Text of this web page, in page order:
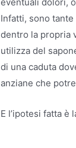
Infatti, sono
dentro la propria
utilizza del
di una caduta
anziane che
E l’ipotesi fatta